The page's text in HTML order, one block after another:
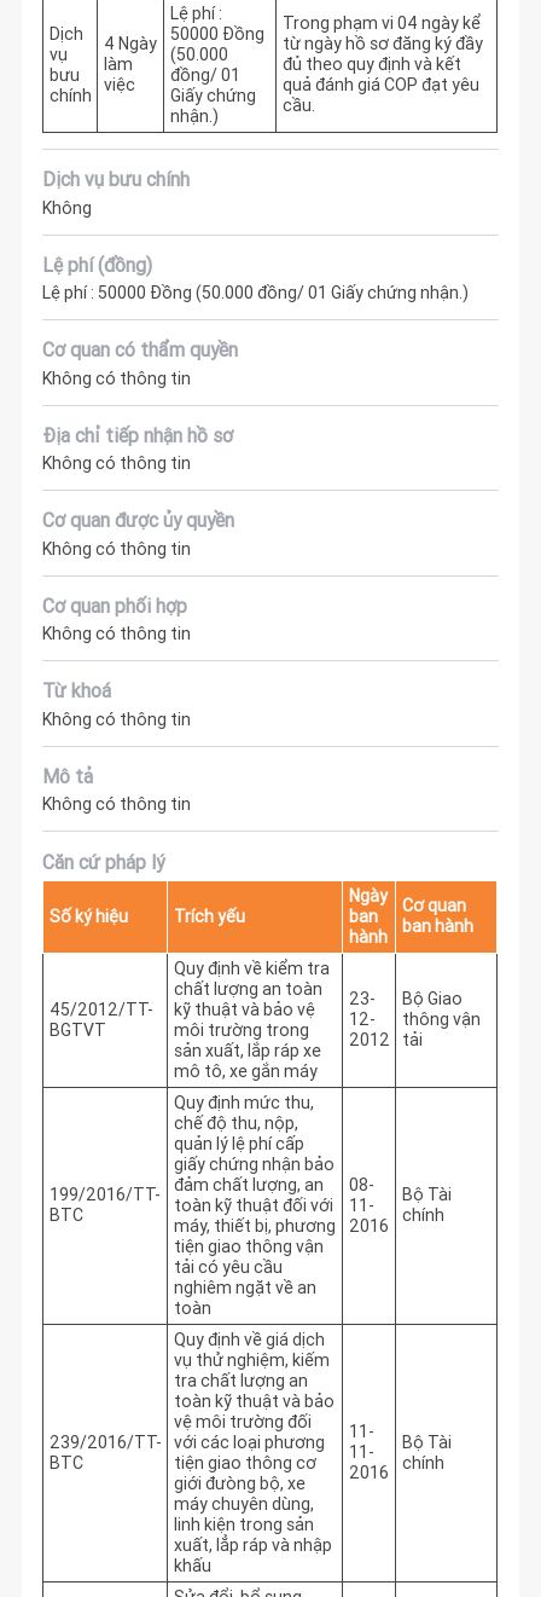
Dịch
vụ
bưu
chính
4 Ngày
làm
việc
Lệ phí :
50000 Đồng
(50.000
đồng/ 01
Giấy chứng
nhận.)
Trong phạm vi 04 ngày kể
từ ngày hồ sơ đăng ký đầy
đủ theo quy định và kết
quả đánh giá COP đạt yêu
cầu.
Dịch vụ bưu chính
Không
Lệ phí (đồng)
Lệ phí : 50000 Đồng (50.000 đồng/ 01 Giấy chứng nhận.)
Cơ quan có thẩm quyền
Không có thông tin
Địa chỉ tiếp nhận hồ sơ
Không có thông tin
Cơ quan được ủy quyền
Không có thông tin
Cơ quan phối hợp
Không có thông tin
Từ khoá
Không có thông tin
Mô tả
Không có thông tin
Căn cứ pháp lý
Số ký hiệu Trích yếu
Ngày
ban
hành
Cơ quan
ban hành
45/2012/TT-
BGTVT
Quy định về kiểm tra
chất lượng an toàn
kỹ thuật và bảo vệ
môi trường trong
sản xuất, lắp ráp xe
mô tô, xe gắn máy
23-
12-
2012
Bộ Giao
thông vận
tải
199/2016/TT-
BTC
Quy định mức thu,
chế độ thu, nộp,
quản lý lệ phí cấp
giấy chứng nhận bảo
đảm chất lượng, an
toàn kỹ thuật đối với
máy, thiết bị, phương
tiện giao thông vận
tải có yêu cầu
nghiêm ngặt về an
toàn
08-
11-
2016
Bộ Tài
chính
239/2016/TT-
BTC
Quy định về giá dịch
vụ thử nghiệm, kiếm
tra chất lượng an
toàn kỹ thuật và bảo
vệ môi trường đối
với các loại phương
tiện giao thông cơ
giới đưòng bộ, xe
máy chuyên dùng,
linh kiện trong sản
xuất, lẳp ráp và nhập
khấu
11-
11-
2016
Bộ Tài
chính